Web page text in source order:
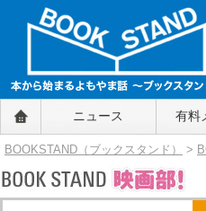
BOOKSTAND（ブックスタンド
～本から始まるよもやま話～
BOOKSTAND（ブ
ニュース 有料
BOOKSTAND（ブックスタンド） >